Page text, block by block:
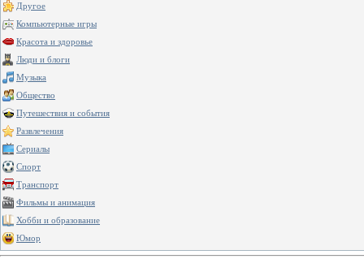
Другое
Компьютерные игры
Красота и здоровье
Люди и блоги
Музыка
Общество
Путешествия и события
Развлечения
Сериалы
Спорт
Транспорт
Фильмы и анимация
Хобби и образование
Юмор